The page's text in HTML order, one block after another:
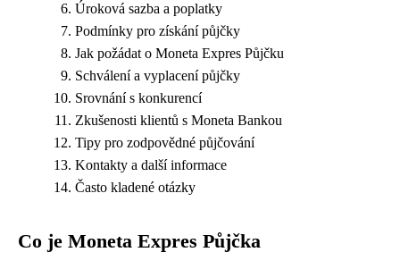
Úroková sazba a poplatky
Podmínky pro získání půjčky
Jak požádat o Moneta Expres Půjčku
Schválení a vyplacení půjčky
Srovnání s konkurencí
Zkušenosti klientů s Moneta Bankou
Tipy pro zodpovědné půjčování
Kontakty a další informace
Často kladené otázky
Co je Moneta Expres Půjčka